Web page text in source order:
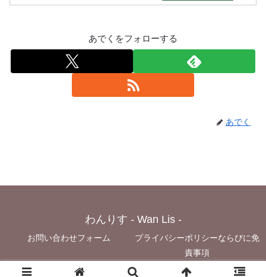
あでくをフォローする
あでく
わんりす - Wan Lis -
お問い合わせフォーム
プライバシーポリシーならびに免
責事項
© 2021 わんりす - Wan Lis -.